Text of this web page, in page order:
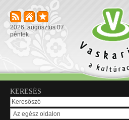
2026. augusztus 07.
péntek
KERESÉS